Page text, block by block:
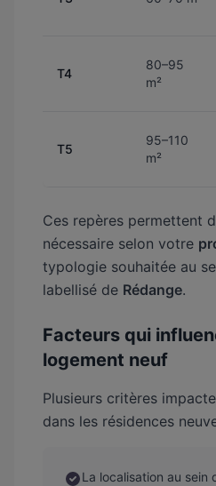
T4
80–95
m²
T5
95–110
m²
Ces repères permettent
nécessaire selon votre
typologie souhaitée au
labellisé de Rédange.
Facteurs qui
logement neuf
Plusieurs critères
dans les résidences
La localisation au sein